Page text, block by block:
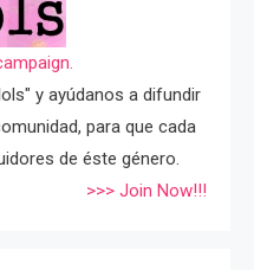
y ayúdanos a difundir
para que cada
de éste género.
>>> Join Now!!!